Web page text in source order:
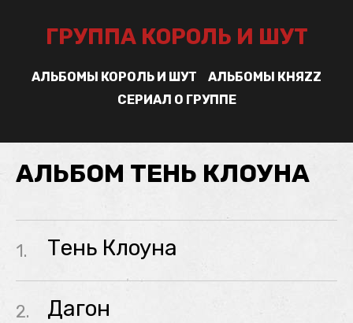
ГРУППА КОРОЛЬ И ШУТ
АЛЬБОМЫ КОРОЛЬ И ШУТ
АЛЬБОМЫ КНЯZZ
СЕРИАЛ О ГРУППЕ
АЛЬБОМ ТЕНЬ КЛОУНА
1. Тень Клоуна
2. Дагон